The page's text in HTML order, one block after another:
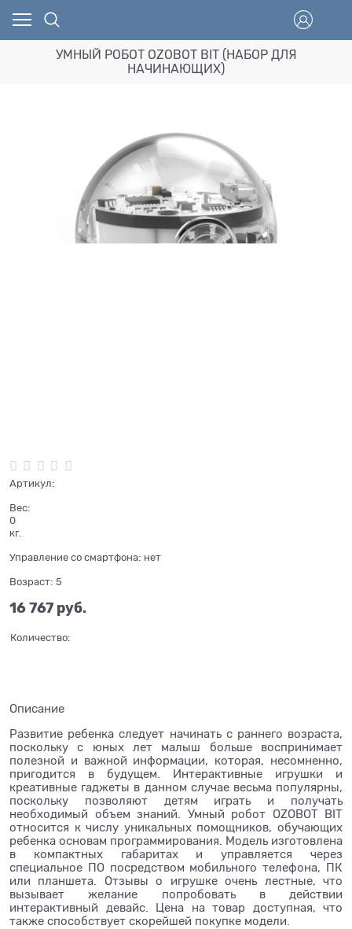
УМНЫЙ РОБОТ OZOBOT BIT (НАБОР ДЛЯ
НАЧИНАЮЩИХ)
Артикул:
Вес:
0
кг.
Управление со смартфона: нет
Возраст: 5
16 767 руб.
Количество:
Описание
Развитие ребенка следует начинать с раннего возраста,
поскольку с юных лет малыш больше воспринимает
полезной и важной информации, которая, несомненно,
пригодится в будущем. Интерактивные игрушки и
креативные гаджеты в данном случае весьма популярны,
поскольку позволяют детям играть и получать
необходимый объем знаний. Умный робот OZOBOT BIT
относится к числу уникальных помощников, обучающих
ребенка основам программирования. Модель изготовлена
в компактных габаритах и управляется через
специальное ПО посредством мобильного телефона, ПК
или планшета. Отзывы о игрушке очень лестные, что
вызывает желание попробовать в действии
интерактивный девайс. Цена на товар доступная, что
также способствует скорейшей покупке модели.